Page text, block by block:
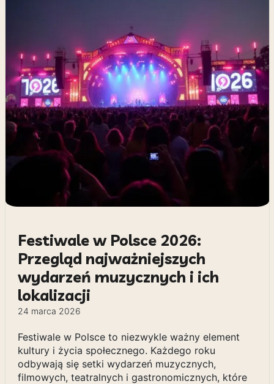
Festiwale w Polsce 2026:
Przegląd najważniejszych
wydarzeń muzycznych i ich
lokalizacji
24 marca 2026
Festiwale w Polsce to niezwykle ważny element
kultury i życia społecznego. Każdego roku
odbywają się setki wydarzeń muzycznych,
filmowych, teatralnych i gastronomicznych, które